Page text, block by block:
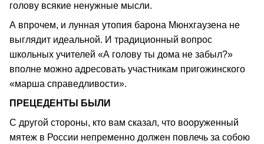
голову всякие ненужные мысли.
А впрочем, и лунная утопия барона Мюнхгаузена не
выглядит идеальной. И традиционный вопрос
школьных учителей «А голову ты дома не забыл?»
вполне можно адресовать участникам пригожинского
«марша справедливости».
ПРЕЦЕДЕНТЫ БЫЛИ
С другой стороны, кто вам сказал, что вооруженный
мятеж в России непременно должен повлечь за собою